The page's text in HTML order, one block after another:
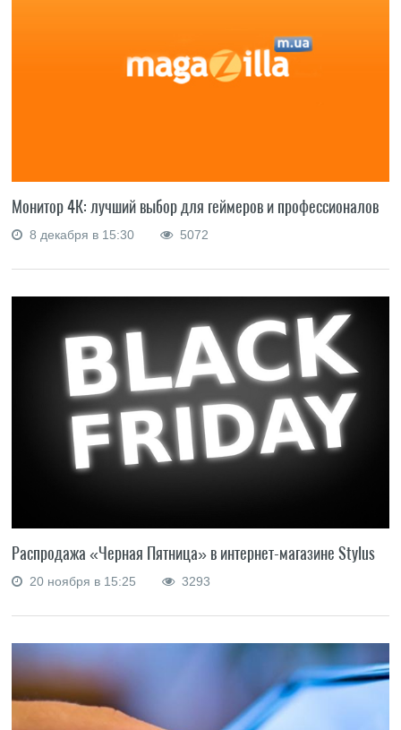
Монитор 4К: лучший выбор для геймеров и профессионалов
8 декабря в 15:30 5072
Распродажа «Черная Пятница» в интернет-магазине Stylus
20 ноября в 15:25 3293